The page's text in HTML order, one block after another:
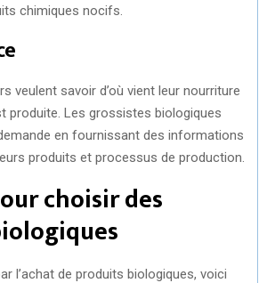
chimiques nocifs.
veulent savoir d’où vient leur nourriture
produite. Les grossistes biologiques
en fournissant des informations
produits et processus de production.
choisir des
l’achat de produits biologiques, voici